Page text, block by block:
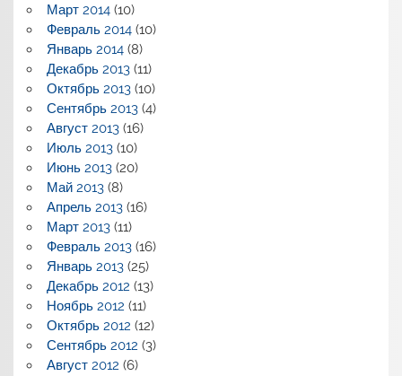
Март 2014(10)
Февраль 2014(10)
Январь 2014(8)
Декабрь 2013(11)
Октябрь 2013(10)
Сентябрь 2013(4)
Август 2013(16)
Июль 2013(10)
Июнь 2013(20)
Май 2013(8)
Апрель 2013(16)
Март 2013(11)
Февраль 2013(16)
Январь 2013(25)
Декабрь 2012 (13)
Ноябрь 2012 (11)
Октябрь 2012 (12)
Сентябрь 2012 (3)
Август 2012 (6)